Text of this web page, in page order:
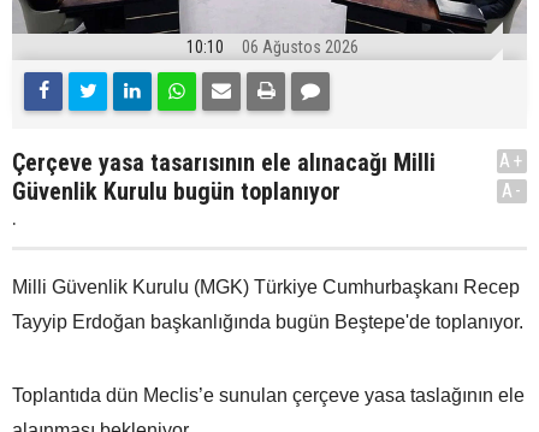
10:10 06 Ağustos 2026
Çerçeve yasa tasarısının ele alınacağı Milli
Güvenlik Kurulu bugün toplanıyor
.
A+
A-
Milli Güvenlik Kurulu (MGK) Türkiye Cumhurbaşkanı Recep
Tayyip Erdoğan başkanlığında bugün Beştepe'de toplanıyor.
Toplantıda dün Meclis’e sunulan çerçeve yasa taslağının ele